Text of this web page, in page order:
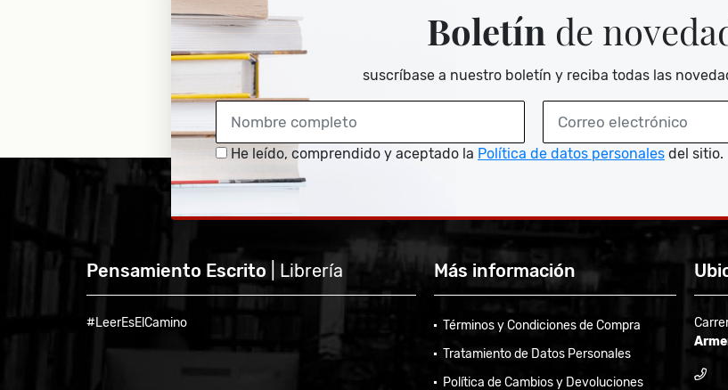
Boletín de
suscríbase a nuestro boletín y reciba todas las
He leído, comprendido y aceptado la Política de datos personales del sitio.
Pensamiento Escrito | Librería
#LeerEsElCamino
Más información
Términos y Condiciones de Compra
Tratamiento de Datos Personales
Política de Cambios y Devoluciones